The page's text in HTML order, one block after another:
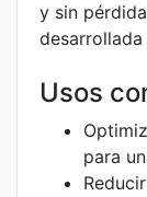
y sin
Usos
para